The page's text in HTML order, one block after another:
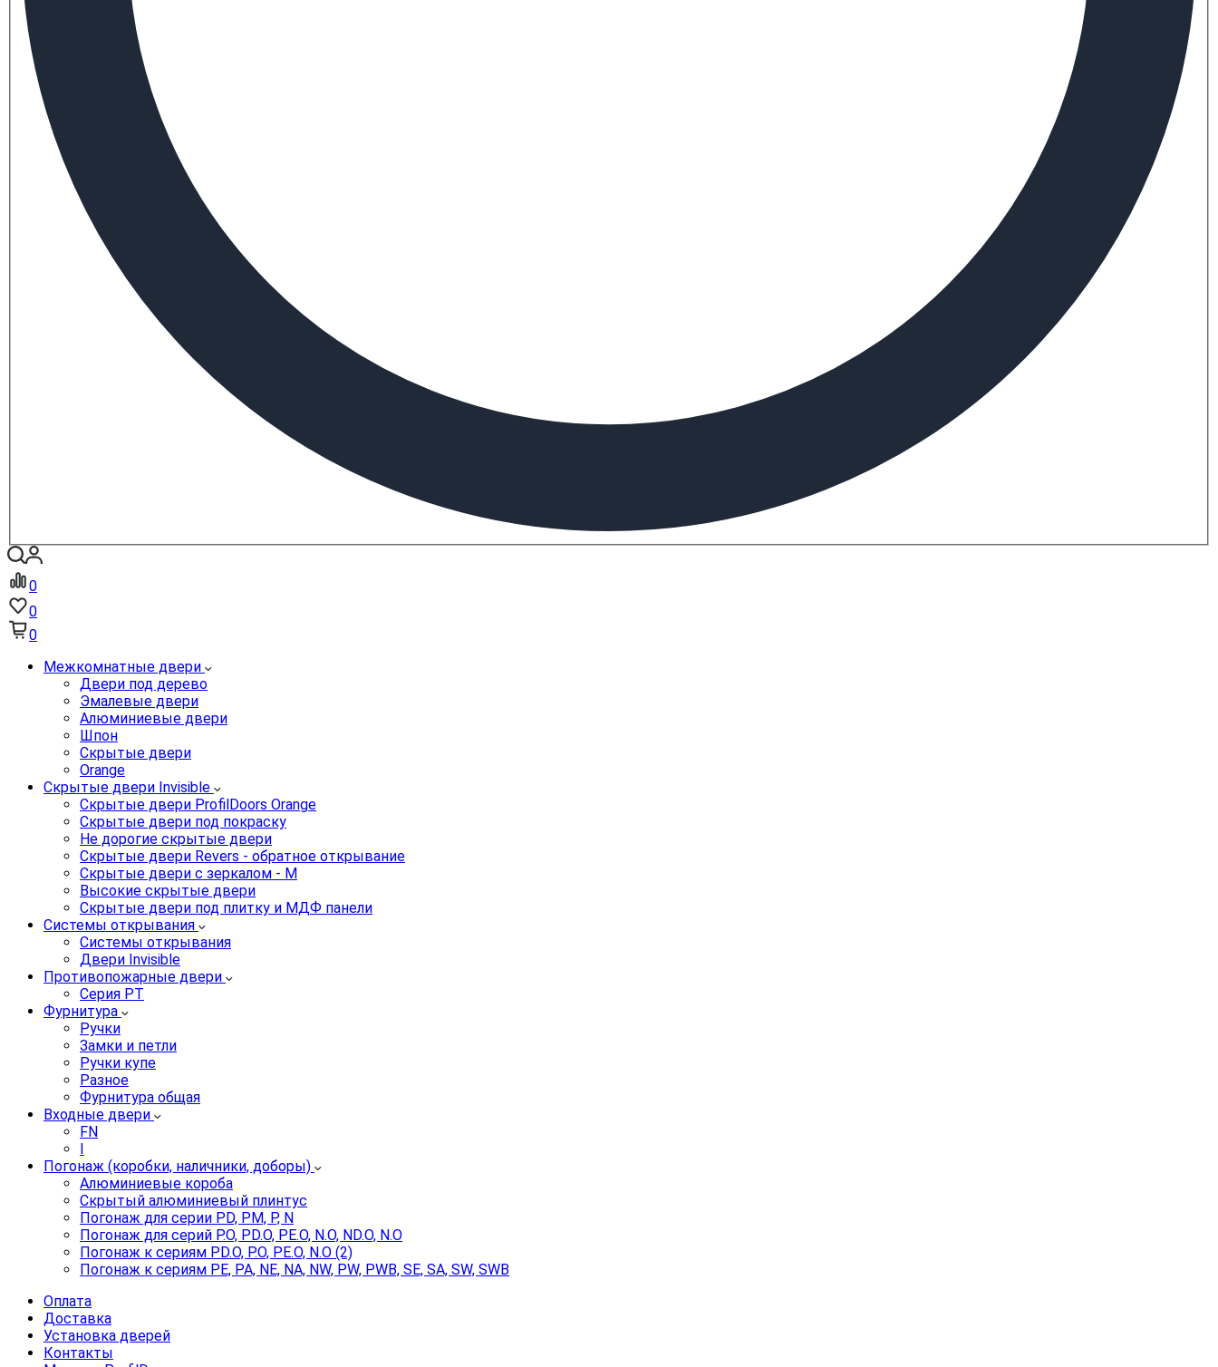
0
0
0
Межкомнатные двери
Двери под дерево
Эмалевые двери
Алюминиевые двери
Шпон
Скрытые двери
Orange
Скрытые двери Invisible
Скрытые двери ProfilDoors Orange
Скрытые двери под покраску
Не дорогие скрытые двери
Скрытые двери Revers - обратное открывание
Скрытые двери с зеркалом - M
Высокие скрытые двери
Скрытые двери под плитку и МДФ панели
Системы открывания
Системы открывания
Двери Invisible
Противопожарные двери
Серия PT
Фурнитура
Ручки
Замки и петли
Ручки купе
Разное
Фурнитура общая
Входные двери
FN
I
Погонаж (коробки, наличники, доборы)
Алюминиевые короба
Скрытый алюминиевый плинтус
Погонаж для серии PD, PM, P, N
Погонаж для серий P.O, PD.O, PE.O, N.O, ND.O, N.O
Погонаж к сериям PD.O, P.O, PE.O, N.O (2)
Погонаж к сериям PE, PA, NE, NA, NW, PW, PWB, SE, SA, SW, SWB
Оплата
Доставка
Установка дверей
Контакты